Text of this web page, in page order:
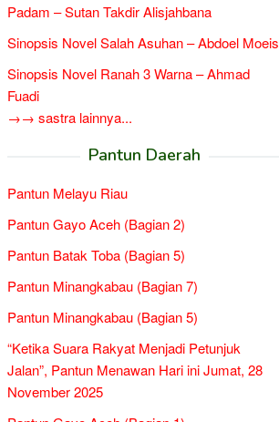
Padam – Sutan Takdir Alisjahbana
Sinopsis Novel Salah Asuhan – Abdoel Moeis
Sinopsis Novel Ranah 3 Warna – Ahmad
Fuadi
→→ sastra lainnya...
Pantun Daerah
Pantun Melayu Riau
Pantun Gayo Aceh (Bagian 2)
Pantun Batak Toba (Bagian 5)
Pantun Minangkabau (Bagian 7)
Pantun Minangkabau (Bagian 5)
“Ketika Suara Rakyat Menjadi Petunjuk
Jalan”, Pantun Menawan Hari ini Jumat, 28
November 2025